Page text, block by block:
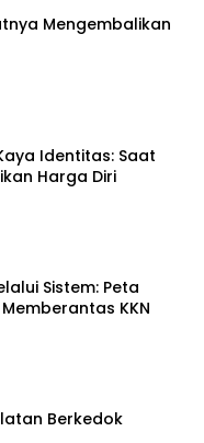
Mengembalikan
Identitas: Saat
Harga Diri
Sistem: Peta
KKN
Berkedok